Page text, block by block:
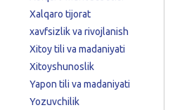
Xalqaro tijorat
xavfsizlik va rivojlanish
Xitoy tili va madaniyati
Xitoyshunoslik
Yapon tili va madaniyati
Yozuvchilik